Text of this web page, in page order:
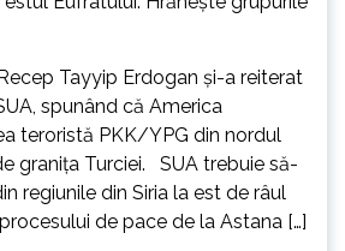
Tayyip Erdogan și-a reiterat
spunând că America
teroristă PKK/YPG din nordul
granița Turciei. SUA trebuie să-
regiunile din Siria la est de râul
de pace de la Astana […]